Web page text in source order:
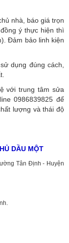
nhà, báo giá trọn
ý thực hiện thì
Đảm bảo linh kiện
dụng đúng cách,
với trung tâm sửa
0986839825 để
lượng và thái độ
DẦU MỘT
Tân Định - Huyện